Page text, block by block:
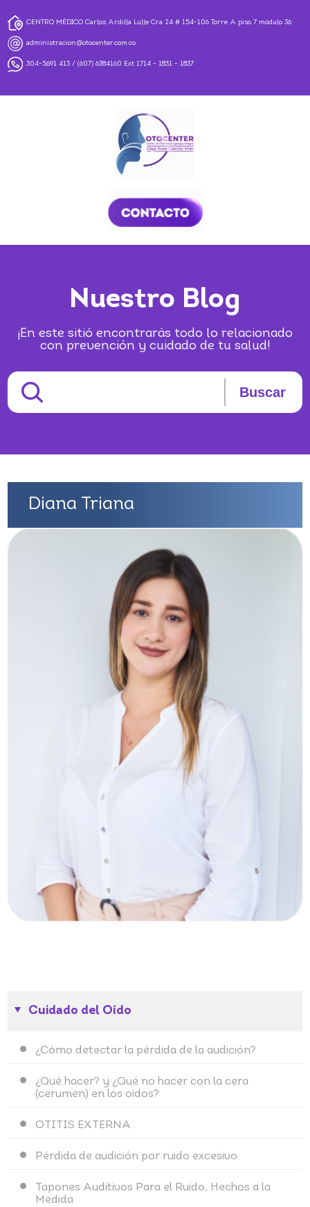
CENTRO MÉDICO Carlos Ardilla Lulle Cra 24 # 154-106 Torre A piso 7 módulo 36
administracion@otocenter.com.co
304-5691 413/ (607) 6384160 Ext 1714 - 1831 - 1837
Nuestro Blog
¡En este sitió encontrarás todo lo relacionado
con prevención y cuidado de tu salud!
Buscar
Cuidado del Oído
¿Cómo detectar la pérdida de la audición?
¿Qué hacer? y ¿Qué no hacer con la cera
(cerumen) en los oídos?
OTITIS EXTERNA
Pérdida de audición por ruido excesivo.
Tapones Auditivos Para el Ruido, Hechos a la
Medida
Diana Triana